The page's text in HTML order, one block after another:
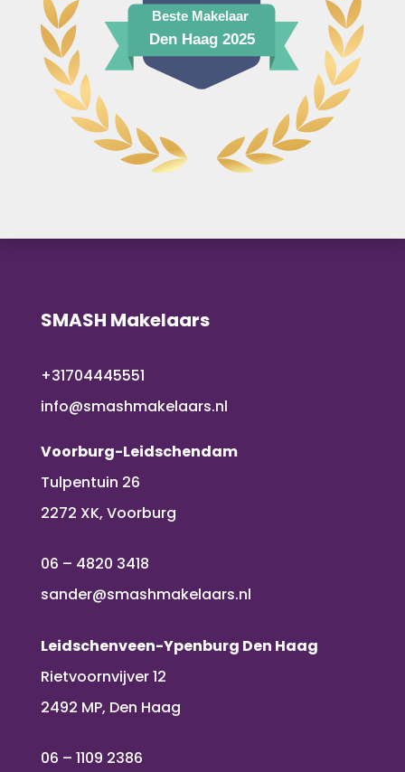
SMASH Makelaars
+31704445551
info@smashmakelaars.nl
Voorburg-Leidschendam
Tulpentuin 26
2272 XK, Voorburg
06 – 4820 3418
sander@smashmakelaars.nl
Leidschenveen-Ypenburg Den Haag
Rietvoornvijver 12
2492 MP, Den Haag
06 – 1109 2386